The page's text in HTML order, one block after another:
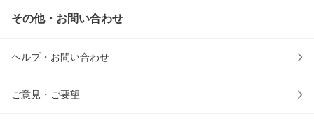
その他・お問い合わせ
ヘルプ・お問い合わせ
ご意見・ご要望